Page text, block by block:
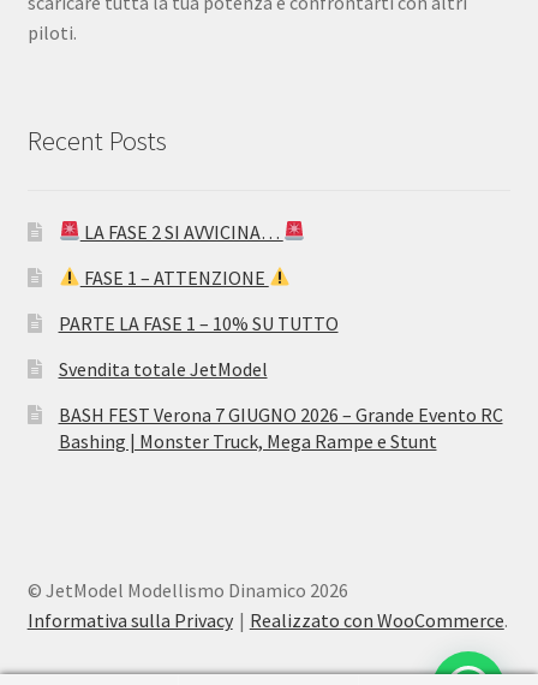
piloti.
Recent Posts
LA FASE 2 SI AVVICINA…
FASE 1 – ATTENZIONE
PARTE LA FASE 1 – 10% SU TUTTO
Svendita totale JetModel
BASH FEST Verona 7 GIUGNO 2026 – Grande Evento RC
Bashing | Monster Truck, Mega Rampe e Stunt
© JetModel Modellismo Dinamico 2026
Informativa sulla Privacy
Realizzato con WooCommerce.